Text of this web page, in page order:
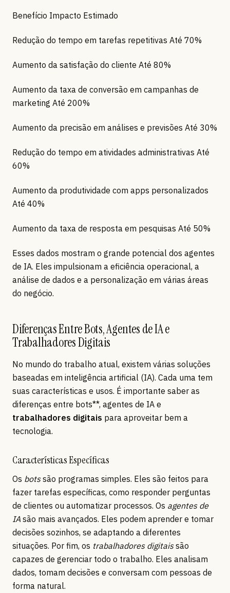
Benefício Impacto Estimado
Redução do tempo em tarefas repetitivas Até 70%
Aumento da satisfação do cliente Até 80%
Aumento da taxa de conversão em campanhas de
marketing Até 200%
Aumento da precisão em análises e previsões Até 30%
Redução do tempo em atividades administrativas Até
60%
Aumento da produtividade com apps personalizados
Até 40%
Aumento da taxa de resposta em pesquisas Até 50%
Esses dados mostram o grande potencial dos agentes
de IA. Eles impulsionam a eficiência operacional, a
análise de dados e a personalização em várias áreas
do negócio.
Diferenças Entre Bots, Agentes de IA e
Trabalhadores Digitais
No mundo do trabalho atual, existem várias soluções
baseadas em inteligência artificial (IA). Cada uma tem
suas características e usos. É importante saber as
diferenças entre bots**, agentes de IA e
trabalhadores digitais para aproveitar bem a
tecnologia.
Características Específicas
Os botssão programas simples. Eles são feitos para
fazer tarefas específicas, como responder perguntas
de clientes ou automatizar processos. Os agentes de
IA são mais avançados. Eles podem aprender e tomar
decisões sozinhos, se adaptando a diferentes
situações. Por fim, os trabalhadores digitaissão
capazes de gerenciar todo o trabalho. Eles analisam
dados, tomam decisões e conversam com pessoas de
forma natural.